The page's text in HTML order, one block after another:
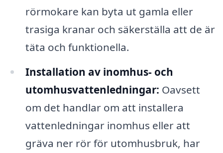
rörmokare kan byta ut gamla eller
trasiga kranar och säkerställa att de är
täta och funktionella.
Installation av inomhus- och
utomhusvattenledningar: Oavsett
om det handlar om att installera
vattenledningar inomhus eller att
gräva ner rör för utomhusbruk, har